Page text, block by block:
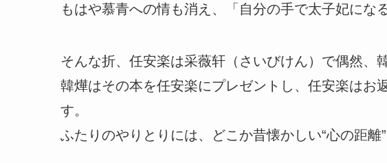
もはや慕青への情も消え、「自分の手で太子妃にな
そんな折、任安楽は采薇轩（さいびけん）で偶然、
韓燁はその本を任安楽にプレゼントし、任安楽はお
す。
ふたりのやりとりには、どこか昔懐かしい“心の距離”